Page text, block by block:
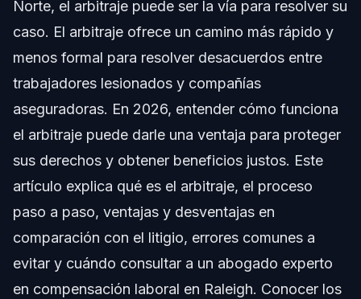
Pasos Clave en el Proceso de Arbitraje
Lista de Documentos y Evidencia
Cronograma: Qué Esperar en el Arbitraje
Costos y Honorarios en el Arbitraje
Errores Comunes a Evitar en el Arbitraje
Notas sobre Jurisdicción en Carolina del Norte
Información de Carolina del Norte
Información de Florida
Norte, el arbitraje puede ser la vía para resolver su
caso. El arbitraje ofrece un camino más rápido y
menos formal para resolver desacuerdos entre
trabajadores lesionados y compañías
aseguradoras. En 2026, entender cómo funciona
el arbitraje puede darle una ventaja para proteger
sus derechos y obtener beneficios justos. Este
artículo explica qué es el arbitraje, el proceso
paso a paso, ventajas y desventajas en
comparación con el litigio, errores comunes a
evitar y cuándo consultar a un abogado experto
en compensación laboral en Raleigh. Conocer los